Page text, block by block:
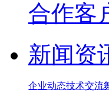
合作客
新闻资
企业动态技术交流